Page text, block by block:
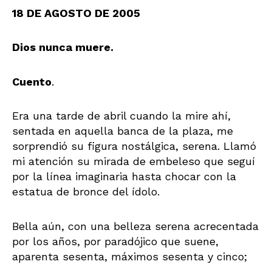
18 DE AGOSTO DE 2005
Dios nunca muere.
Cuento.
Era una tarde de abril cuando la mire ahí,
sentada en aquella banca de la plaza, me
sorprendió su figura nostálgica, serena. Llamó
mi atención su mirada de embeleso que seguí
por la línea imaginaria hasta chocar con la
estatua de bronce del ídolo.
Bella aún, con una belleza serena acrecentada
por los años, por paradójico que suene,
aparenta sesenta, máximos sesenta y cinco;